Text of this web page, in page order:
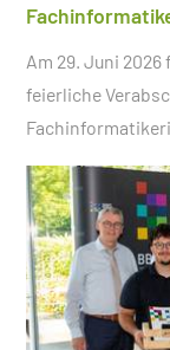
Am 29. Juni
feierliche